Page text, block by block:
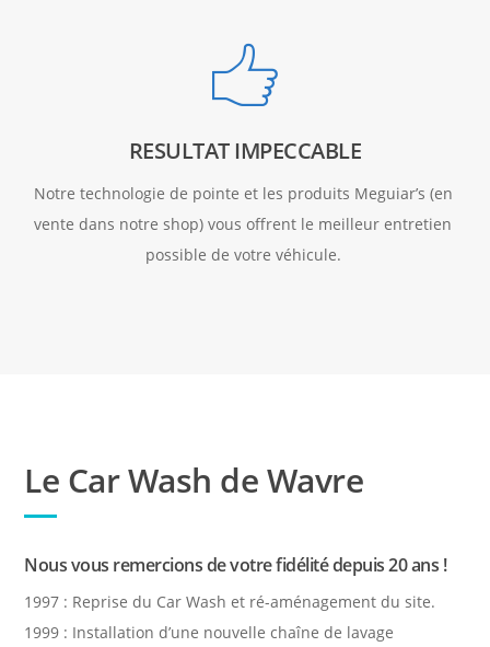
RESULTAT IMPECCABLE
Notre technologie de pointe et les produits Meguiar’s (en
vente dans notre shop) vous offrent le meilleur entretien
possible de votre véhicule.
Le Car Wash de Wavre
Nous vous remercions de votre fidélité depuis 20 ans !
1997 : Reprise du Car Wash et ré-aménagement du site.
1999 : Installation d’une nouvelle chaîne de lavage